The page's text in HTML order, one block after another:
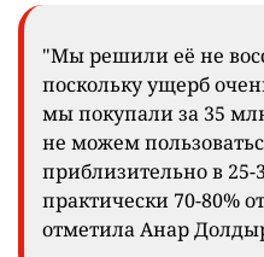
"Мы решили её не
поскольку ущерб
мы покупали за 35
не можем
приблизительно в 25-
практически 70-80%
отметила Анар